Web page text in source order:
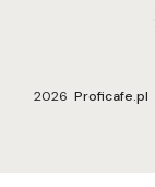
2026 Proficafe.pl